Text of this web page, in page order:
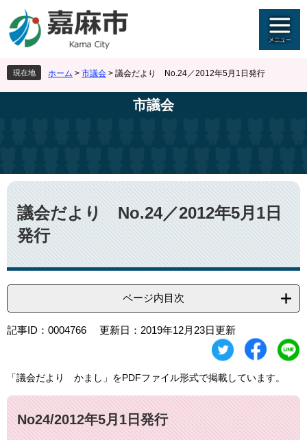
ジ
先
頭
で
ュ
を
飛
ば
現在地 ホーム > 市議会 > 議会だより No.24／2012年5月1日発行
市議会
本
文
議会だより No.24／2012年5月1日
発行
ページ内目次
記事ID：0004766 更新日：2019年12月23日更新
「議会だより かまし」をPDFファイル形式で掲載しています。
No24/2012年5月1日発行